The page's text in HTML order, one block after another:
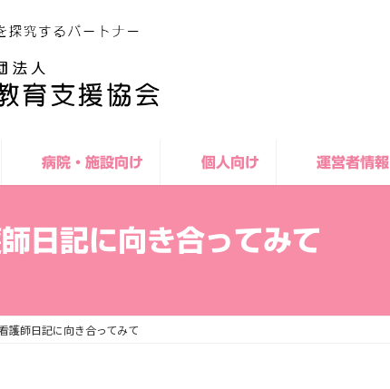
病院・施設向け 個人向け 運営者情報
日記に向き合ってみて
護師日記に向き合ってみて